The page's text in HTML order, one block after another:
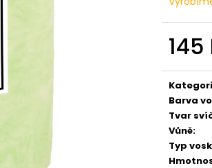
145
cena:
Barva
Tvar
Vůně:
Typ
PŘÍRODNÍ VONNÁ SVÍČKA SÓJOVÁ -
SVÍČEK V PLECHU - HEBKÁ LINIE-DEEP
LINE
180 Kč